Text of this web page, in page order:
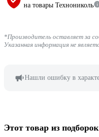
на товары Технониколь
*Производитель оставляет за
Указанная информация не
Нашли ошибку в
Этот товар из подборок